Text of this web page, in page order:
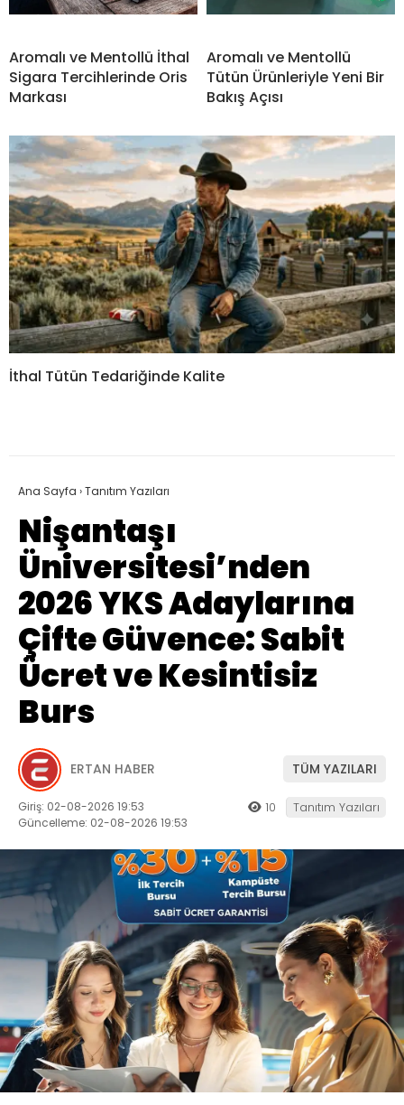
Aromalı ve Mentollü İthal
Sigara Tercihlerinde Oris
Markası
Aromalı ve Mentollü
Tütün Ürünleriyle Yeni Bir
Bakış Açısı
İthal Tütün Tedariğinde Kalite
Ana Sayfa ›Tanıtım Yazıları
Nişantaşı
Üniversitesi’nden
2026 YKS Adaylarına
Çifte Güvence: Sabit
Ücret ve Kesintisiz
Burs
ERTAN HABER TÜM YAZILARI
Giriş: 02-08-2026 19:53
Güncelleme: 02-08-2026 19:53
10 Tanıtım Yazıları